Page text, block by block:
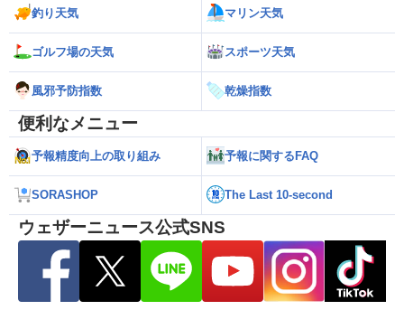
釣り天気 マリン天気
ゴルフ場の天気 スポーツ天気
風邪予防指数 乾燥指数
便利なメニュー
予報精度向上の取り組み 予報に関するFAQ
SORASHOP The Last 10-second
ウェザーニュース公式SNS